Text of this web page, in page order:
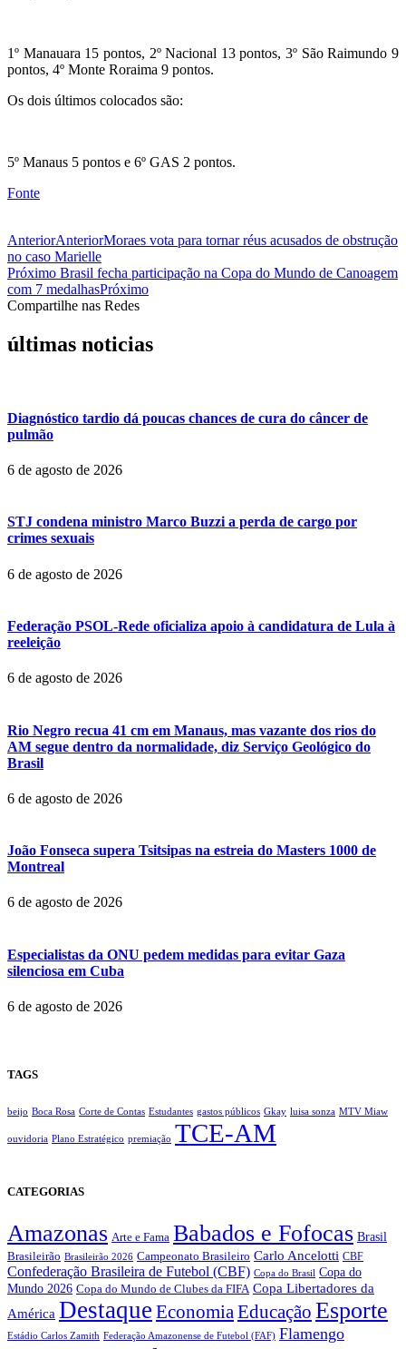
1º Manauara 15 pontos, 2º Nacional 13 pontos, 3º São Raimundo 9
pontos, 4º Monte Roraima 9 pontos.
Os dois últimos colocados são:
5º Manaus 5 pontos e 6º GAS 2 pontos.
Fonte
AnteriorAnteriorMoraes vota para tornar réus acusados de obstrução
no caso Marielle
Próximo Brasil fecha participação na Copa do Mundo de Canoagem
com 7 medalhasPróximo
Compartilhe nas Redes
últimas noticias
Diagnóstico tardio dá poucas chances de cura do câncer de
pulmão
6 de agosto de 2026
STJ condena ministro Marco Buzzi a perda de cargo por
crimes sexuais
6 de agosto de 2026
Federação PSOL-Rede oficializa apoio à candidatura de Lula à
reeleição
6 de agosto de 2026
Rio Negro recua 41 cm em Manaus, mas vazante dos rios do
AM segue dentro da normalidade, diz Serviço Geológico do
Brasil
6 de agosto de 2026
João Fonseca supera Tsitsipas na estreia do Masters 1000 de
Montreal
6 de agosto de 2026
Especialistas da ONU pedem medidas para evitar Gaza
silenciosa em Cuba
6 de agosto de 2026
TAGS
beijo Boca Rosa Corte de Contas Estudantes gastos públicos Gkay luisa sonza MTV Miaw
ouvidoria Plano Estratégico premiação TCE-AM
CATEGORIAS
Amazonas Arte e Fama Babados e Fofocas Brasil
Brasileirão Brasileirão 2026 Campeonato Brasileiro Carlo Ancelotti CBF
Confederação Brasileira de Futebol (CBF) Copa do Brasil Copa do
Mundo 2026 Copa do Mundo de Clubes da FIFA Copa Libertadores da
América Destaque Economia Educação Esporte
Estádio Carlos Zamith Federação Amazonense de Futebol (FAF) Flamengo